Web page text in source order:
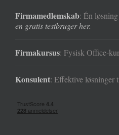
Firmamedlemskab: Én
en gratis testbruger her.
Firmakursus: Fysisk Office-
Konsulent: Effektive løsninger